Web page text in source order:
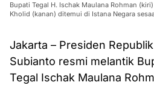
Bupati Tegal H. Ischak Maulana Rohman
Kholid (kanan) ditemui di Istana Negara
Jakarta – Presiden
Subianto resmi melantik
Tegal Ischak Maulana